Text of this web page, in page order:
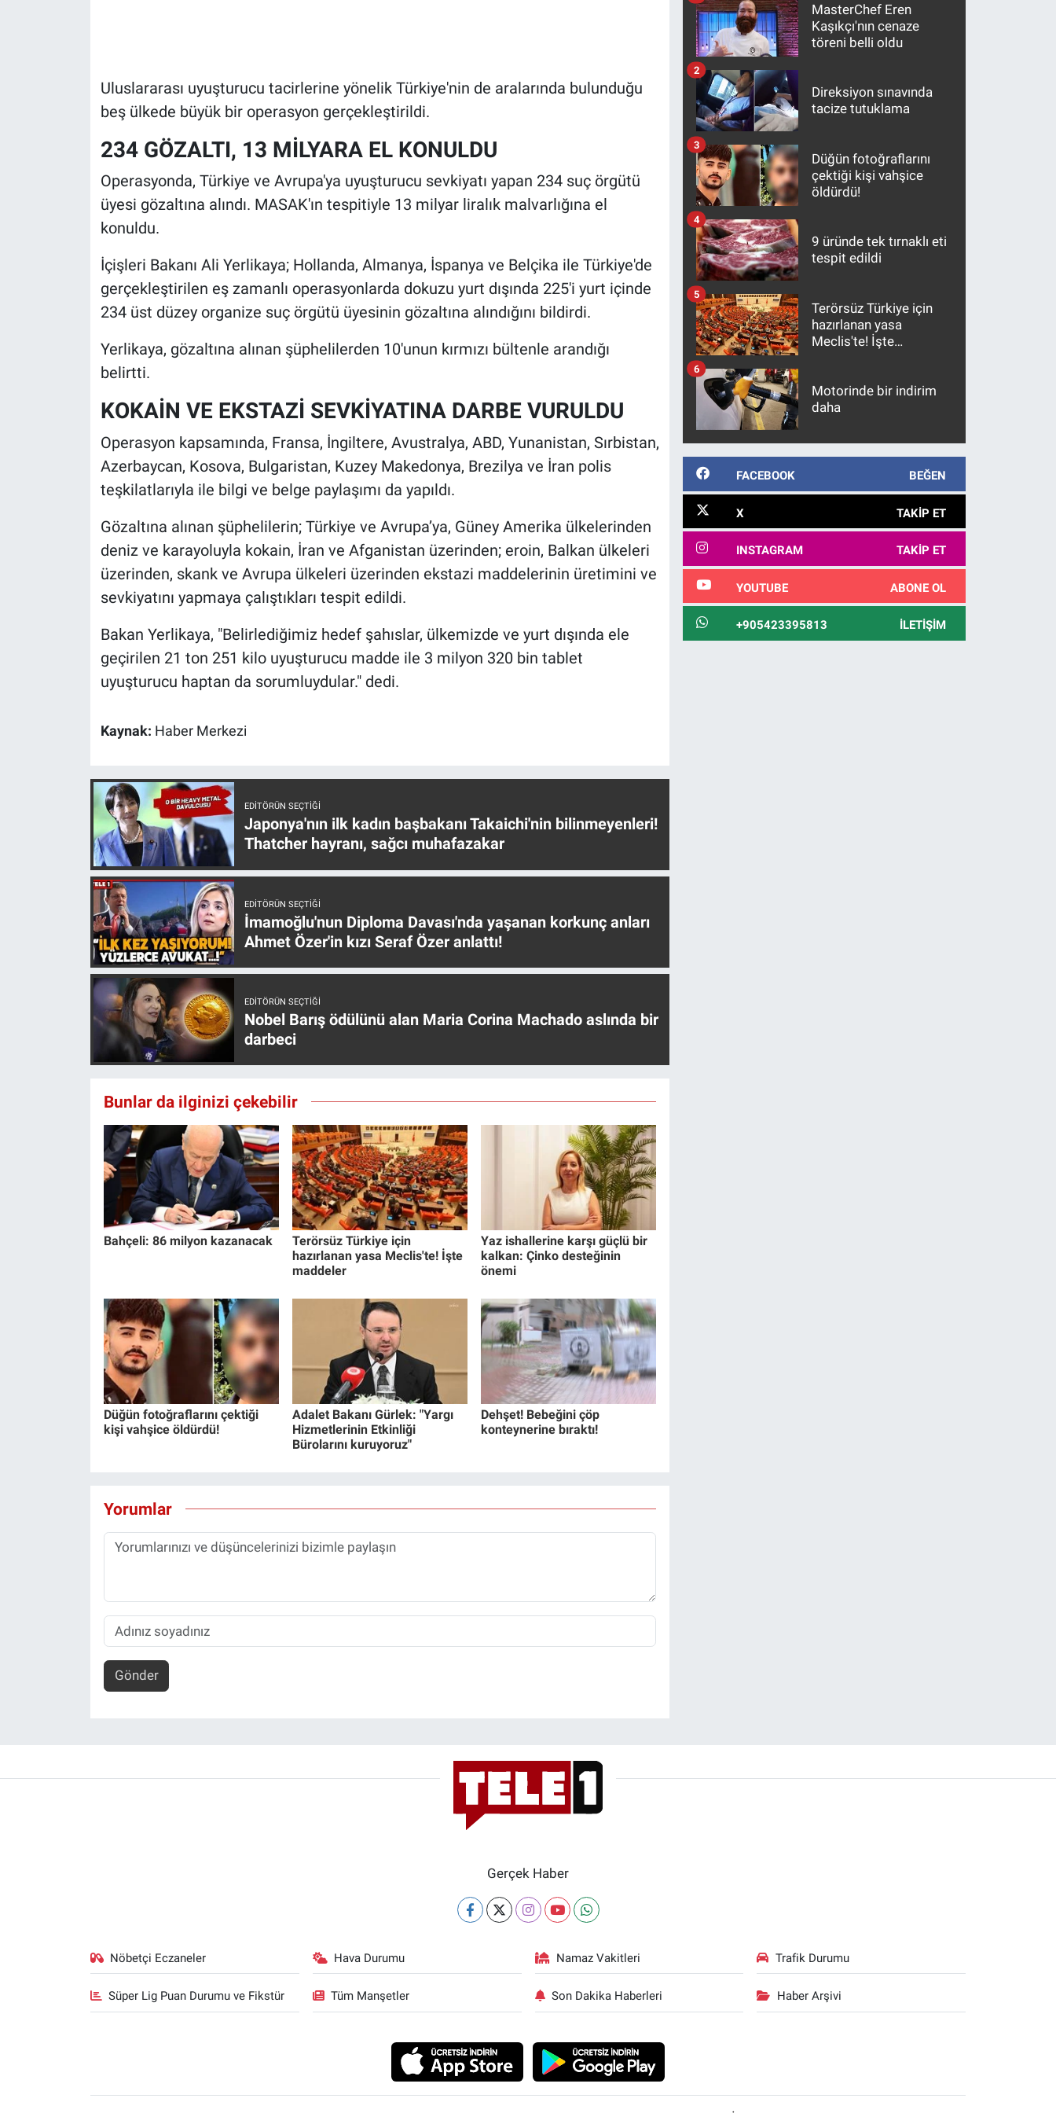
Uluslararası uyuşturucu tacirlerine yönelik Türkiye'nin de aralarında bulunduğu
beş ülkede büyük bir operasyon gerçekleştirildi.
234 GÖZALTI, 13 MİLYARA EL KONULDU
Operasyonda, Türkiye ve Avrupa'ya uyuşturucu sevkiyatı yapan 234 suç örgütü
üyesi gözaltına alındı. MASAK'ın tespitiyle 13 milyar liralık malvarlığına el
konuldu.
İçişleri Bakanı Ali Yerlikaya; Hollanda, Almanya, İspanya ve Belçika ile Türkiye'de
gerçekleştirilen eş zamanlı operasyonlarda dokuzu yurt dışında 225'i yurt içinde
234 üst düzey organize suç örgütü üyesinin gözaltına alındığını bildirdi.
Yerlikaya, gözaltına alınan şüphelilerden 10'unun kırmızı bültenle arandığı
belirtti.
KOKAİN VE EKSTAZİ SEVKİYATINA DARBE VURULDU
Operasyon kapsamında, Fransa, İngiltere, Avustralya, ABD, Yunanistan, Sırbistan,
Azerbaycan, Kosova, Bulgaristan, Kuzey Makedonya, Brezilya ve İran polis
teşkilatlarıyla ile bilgi ve belge paylaşımı da yapıldı.
Gözaltına alınan şüphelilerin; Türkiye ve Avrupa’ya, Güney Amerika ülkelerinden
deniz ve karayoluyla kokain, İran ve Afganistan üzerinden; eroin, Balkan ülkeleri
üzerinden, skank ve Avrupa ülkeleri üzerinden ekstazi maddelerinin üretimini ve
sevkiyatını yapmaya çalıştıkları tespit edildi.
Bakan Yerlikaya, "Belirlediğimiz hedef şahıslar, ülkemizde ve yurt dışında ele
geçirilen 21 ton 251 kilo uyuşturucu madde ile 3 milyon 320 bin tablet
uyuşturucu haptan da sorumluydular." dedi.
Kaynak: Haber Merkezi
EDITÖRÜN SEÇTIĞI
Japonya'nın ilk kadın başbakanı Takaichi'nin bilinmeyenleri!
Thatcher hayranı, sağcı muhafazakar
EDITÖRÜN SEÇTIĞI
İmamoğlu'nun Diploma Davası'nda yaşanan korkunç anları
Ahmet Özer'in kızı Seraf Özer anlattı!
EDITÖRÜN SEÇTIĞI
Nobel Barış ödülünü alan Maria Corina Machado aslında bir
darbeci
Bunlar da ilginizi çekebilir
Bahçeli: 86 milyon kazanacak
Terörsüz Türkiye için
hazırlanan yasa Meclis'te! İşte
maddeler
Yaz ishallerine karşı güçlü bir
kalkan: Çinko desteğinin
önemi
Düğün fotoğraflarını çektiği
kişi vahşice öldürdü!
Adalet Bakanı Gürlek: "Yargı
Hizmetlerinin Etkinliği
Bürolarını kuruyoruz"
Dehşet! Bebeğini çöp
konteynerine bıraktı!
Yorumlar
Gönder
MasterChef Eren
Kaşıkçı'nın cenaze
töreni belli oldu
Direksiyon sınavında
tacize tutuklama
2
Düğün fotoğraflarını
çektiği kişi vahşice
öldürdü!
3
9 üründe tek tırnaklı eti
tespit edildi
4
Terörsüz Türkiye için
hazırlanan yasa
Meclis'te! İşte
5
Motorinde bir indirim
daha
6
FACEBOOK BEĞEN
X TAKIP ET
INSTAGRAM TAKIP ET
YOUTUBE ABONE OL
+905423395813 İLETIŞIM
Gerçek Haber
Nöbetçi Eczaneler Hava Durumu Namaz Vakitleri Trafik Durumu
Süper Lig Puan Durumu ve Fikstür Tüm Manşetler Son Dakika Haberleri Haber Arşivi
Koronavirüs
Kültür Sanat
Ne demişti
Programlar
Teknoloji
Türkiye'nin Geleceği
Türkiye'nin Gündemi
Yerel Gündem